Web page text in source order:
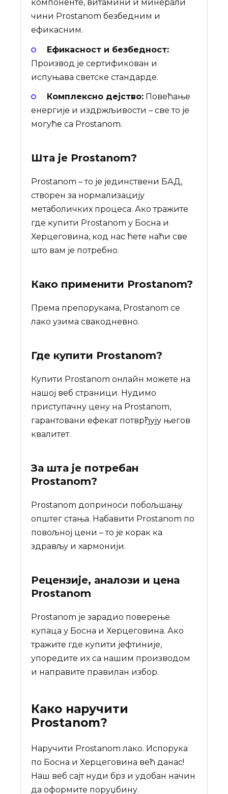
компоненте, витамини и минерали
чини Prostanom безбедним и
ефикасним.
Ефикасност и безбедност:
Производ је сертификован и
испуњава светске стандарде.
Комплексно дејство: Повећање
енергије и издржљивости – све то је
могуће са Prostanom.
Шта је Prostanom?
Prostanom – то је јединствени БАД,
створен за нормализацију
метаболичких процеса. Ако тражите
где купити Prostanom у Босна и
Херцеговина, код нас ћете наћи све
што вам је потребно.
Како применити Prostanom?
Према препорукама, Prostanom се
лако узима свакодневно.
Где купити Prostanom?
Купити Prostanom онлайн можете на
нашој веб страници. Нудимо
приступачну цену на Prostanom,
гарантовани ефекат потврђују његов
квалитет.
За шта је потребан
Prostanom?
Prostanom доприноси побољшању
општег стања. Набавити Prostanom по
повољној цени – то је корак ка
здрављу и хармонији.
Рецензије, аналози и цена
Prostanom
Prostanom је зарадио поверење
купаца у Босна и Херцеговина. Ако
тражите где купити јефтиније,
упоредите их са нашим производом
и направите правилан избор.
Како наручити
Prostanom?
Наручити Prostanom лакo. Испорука
по Босна и Херцеговина већ данас!
Наш веб сајт нуди брз и удобан начин
да оформите поруџбину.